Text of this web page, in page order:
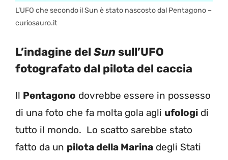
L’UFO che secondo il Sun è stato nascosto dal Pentagono –
curiosauro.it
L’indagine del Sunsull’UFO
fotografato dal pilota del caccia
Il Pentagono dovrebbe essere in possesso
di una foto che fa molta gola agli ufologi di
tutto il mondo. Lo scatto sarebbe stato
fatto da un pilota della Marina degli Stati